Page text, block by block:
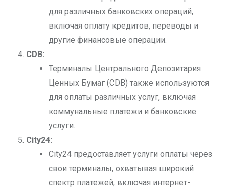
для различных банковских операций,
включая оплату кредитов, переводы и
другие финансовые операции.
CDB:
Терминалы Центрального Депозитария
Ценных Бумаг (CDB) также используются
для оплаты различных услуг, включая
коммунальные платежи и банковские
услуги.
City24:
City24 предоставляет услуги оплаты через
свои терминалы, охватывая широкий
спектр платежей, включая интернет-